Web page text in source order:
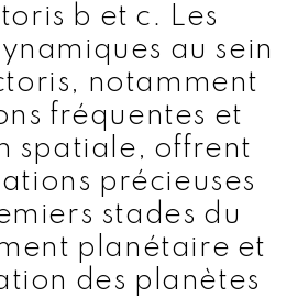
b et c. Les
au sein
notamment
fréquentes et
spatiale, offrent
précieuses
stades du
planétaire et
des planètes